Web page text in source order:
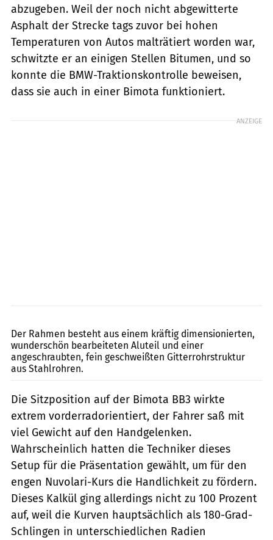
abzugeben. Weil der noch nicht abgewitterte
Asphalt der Strecke tags zuvor bei hohen
Temperaturen von Autos malträtiert worden war,
schwitzte er an einigen Stellen Bitumen, und so
konnte die BMW-Traktionskontrolle beweisen,
dass sie auch in einer Bimota funktioniert.
ANZEIGE
Der Rahmen besteht aus einem kräftig dimensionierten,
wunderschön bearbeiteten Aluteil und einer
angeschraubten, fein geschweißten Gitterrohrstruktur
aus Stahlrohren.
Die Sitzposition auf der Bimota BB3 wirkte
extrem vorderradorientiert, der Fahrer saß mit
viel Gewicht auf den Handgelenken.
Wahrscheinlich hatten die Techniker dieses
Setup für die Präsentation gewählt, um für den
engen Nuvolari-Kurs die Handlichkeit zu fördern.
Dieses Kalkül ging allerdings nicht zu 100 Prozent
auf, weil die Kurven hauptsächlich als 180-Grad-
Schlingen in unterschiedlichen Radien